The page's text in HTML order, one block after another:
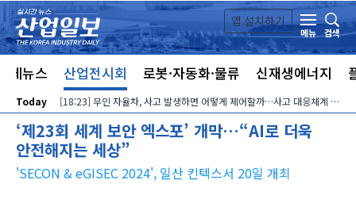
본문 바로가기
앱 설치하기
메뉴
검색
체뉴스 산업전시회 로봇·자동화·물류 신재생에너지
Today [18:23] 무인 자율차, 사고 발생하면 어떻게 제어할까…사고 대응체계 정비해야
‘제23회 세계 보안 엑스포’ 개막…“AI로 더욱
안전해지는 세상”
'SECON & eGISEC 2024', 일산 킨텍스서 20일 개최